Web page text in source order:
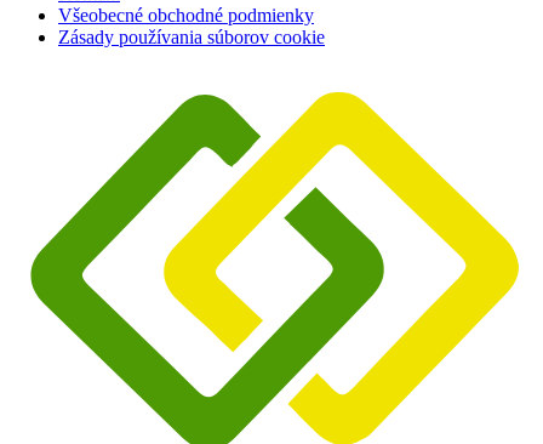
Všeobecné obchodné podmienky
Zásady používania súborov cookie